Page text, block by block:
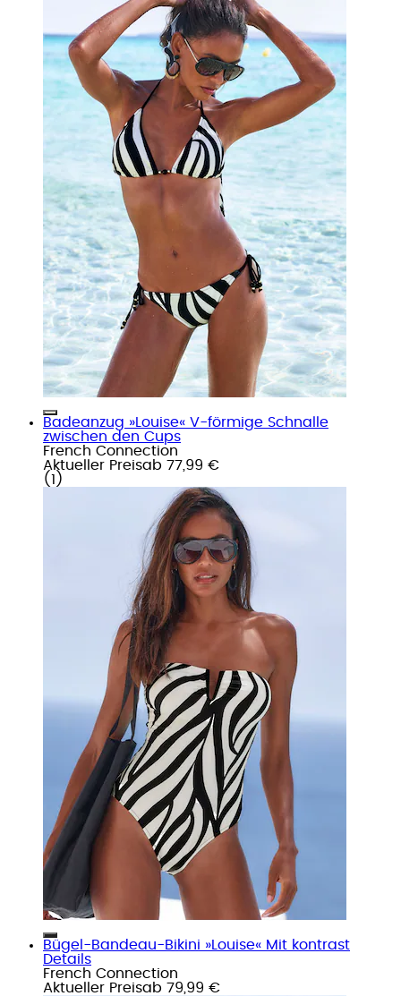
Badeanzug »Louise« V-förmige Schnalle
zwischen den Cups
French Connection
Aktueller Preisab 77,99 €
( 1 )
Bügel-Bandeau-Bikini »Louise« Mit kontrast
Details
French Connection
Aktueller Preisab 79,99 €